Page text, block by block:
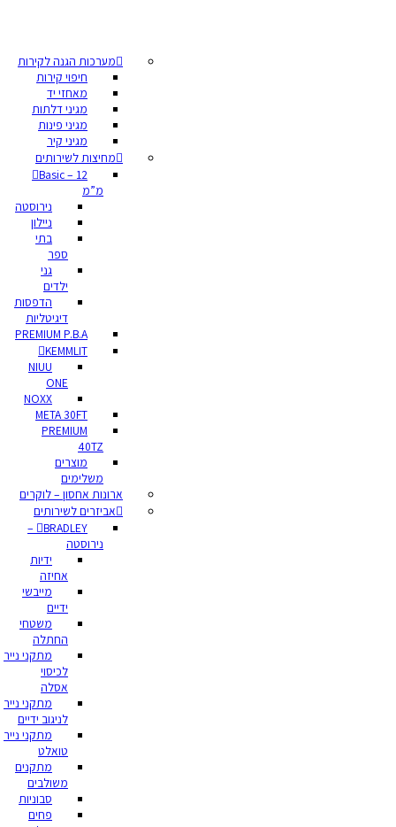
מערכות הגנה לקירות
חיפוי קירות
מאחזי יד
מגיני דלתות
מגיני פינות
מגיני קיר
מחיצות לשירותים
Basic – 12
מ”מ
נירוסטה
ניילון
בתי
ספר
גני
ילדים
הדפסות
דיגיטליות
PREMIUM P.B.A
KEMMLIT
NIUU
ONE
NOXX
META 30FT
PREMIUM
40TZ
מוצרים
משלימים
ארונות אחסון – לוקרים
אביזרים לשירותים
BRADLEY –
נירוסטה
ידיות
אחיזה
מייבשי
ידיים
משטחי
החתלה
מתקני נייר
לכיסוי
אסלה
מתקני נייר
לניגוב ידיים
מתקני נייר
טואלט
מתקנים
משולבים
סבוניות
פחים